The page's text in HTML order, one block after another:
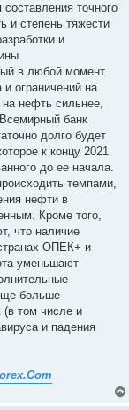
точного
и степень тяжести
и
в любой момент
ограничений на
на нефть сильнее,
банк
долго будет
к концу 2021
до ее начала.
темпами,
нефти в
Кроме того,
что наличие
ОПЕК+ и
уменьшают
больше
(в том числе и
и падения